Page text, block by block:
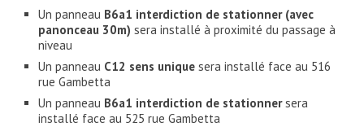
Un panneau B6a1 interdiction de stationner (avec
panonceau 30m) sera installé à proximité du passage à
niveau
Un panneau C12 sens unique sera installé face au 516
rue Gambetta
Un panneau B6a1 interdiction de stationnersera
installé face au 525 rue Gambetta